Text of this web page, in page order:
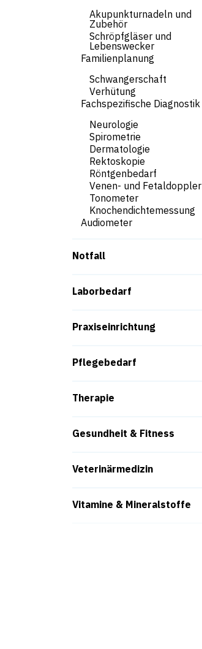
Akupunkturnadeln und
Zubehör
Schröpfgläser und
Lebenswecker
Familienplanung
Schwangerschaft
Verhütung
Fachspezifische Diagnostik
Neurologie
Spirometrie
Dermatologie
Rektoskopie
Röntgenbedarf
Venen- und Fetaldoppler
Tonometer
Knochendichtemessung
Audiometer
Notfall
Laborbedarf
Praxiseinrichtung
Pflegebedarf
Therapie
Gesundheit & Fitness
Veterinärmedizin
Vitamine & Mineralstoffe